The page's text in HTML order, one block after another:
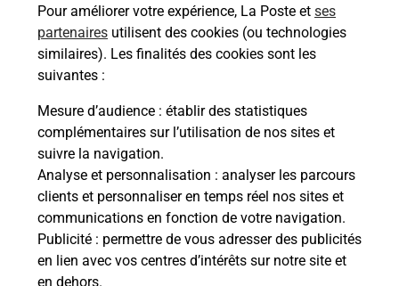
Pour améliorer votre expérience, La Poste et ses
partenaires utilisent des cookies (ou technologies
similaires). Les finalités des cookies sont les
suivantes :
Mesure d’audience : établir des statistiques
complémentaires sur l’utilisation de nos sites et
suivre la navigation.
Analyse et personnalisation : analyser les parcours
clients et personnaliser en temps réel nos sites et
communications en fonction de votre navigation.
Publicité : permettre de vous adresser des publicités
en lien avec vos centres d’intérêts sur notre site et
en dehors.
En savoir plus
Malin !
La Poste
en ligne
Ouvert 24h/24
En savoir plus